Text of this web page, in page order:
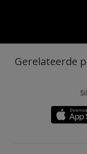
Gerelateerde